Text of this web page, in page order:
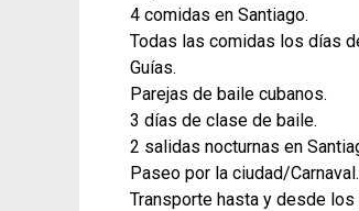
4 comidas en Santiago.
Todas las comidas los días
Guías.
Parejas de baile cubanos.
3 días de clase de baile.
2 salidas nocturnas en
Paseo por la ciudad/Carnaval.
Transporte hasta y desde